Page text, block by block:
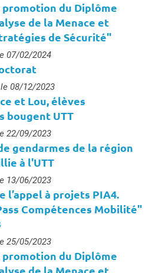
promotion du Diplôme
de la Menace et
de Sécurité"
07/02/2024
08/12/2023
et Lou, élèves
bougent UTT
22/09/2023
gendarmes de la région
à l'UTT
13/06/2023
l’appel à projets PIA4.
Compétences Mobilité"
25/05/2023
promotion du Diplôme